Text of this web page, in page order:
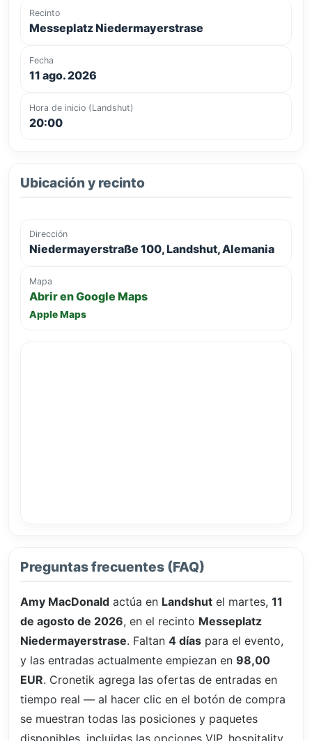
Recinto
Messeplatz Niedermayerstrase
Fecha
11 ago. 2026
Hora de inicio (Landshut)
20:00
Ubicación y recinto
Dirección
Niedermayerstraße 100, Landshut, Alemania
Mapa
Abrir en Google Maps
Apple Maps
Preguntas frecuentes (FAQ)
Amy MacDonald actúa en Landshut el martes, 11
de agosto de 2026, en el recinto Messeplatz
Niedermayerstrase. Faltan 4 días para el evento,
y las entradas actualmente empiezan en 98,00
EUR. Cronetik agrega las ofertas de entradas en
tiempo real — al hacer clic en el botón de compra
se muestran todas las posiciones y paquetes
disponibles, incluidas las opciones VIP, hospitality